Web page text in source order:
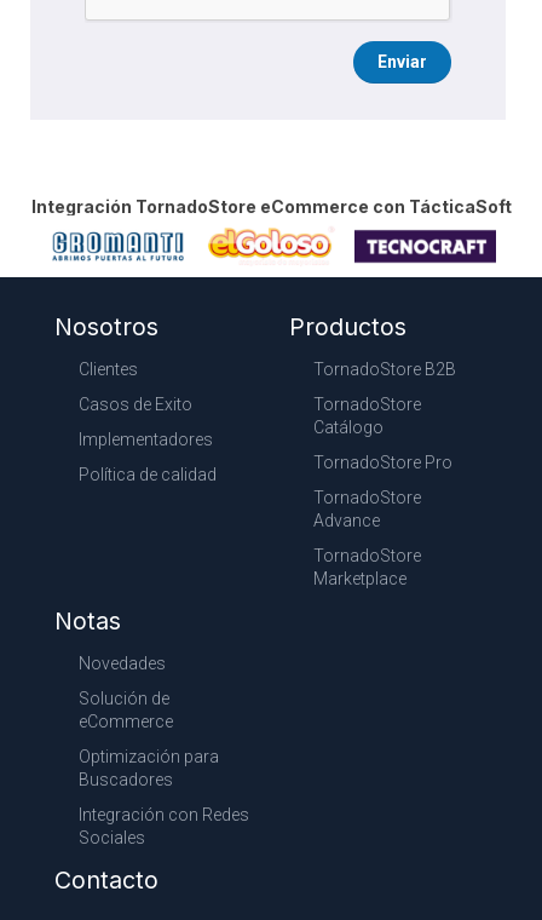
Enviar
Integración TornadoStore eCommerce con TácticaSoft
Nosotros
Clientes
Casos de Exito
Implementadores
Política de calidad
Productos
TornadoStore B2B
TornadoStore
Catálogo
TornadoStore Pro
TornadoStore
Advance
TornadoStore
Marketplace
Notas
Novedades
Solución de
eCommerce
Optimización para
Buscadores
Integración con Redes
Sociales
Contacto